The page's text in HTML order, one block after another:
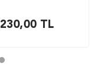
230,00TL